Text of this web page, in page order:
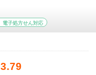
電子処方せん対応
3.79